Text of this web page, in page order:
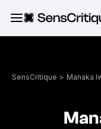
SensCritique > Manaka